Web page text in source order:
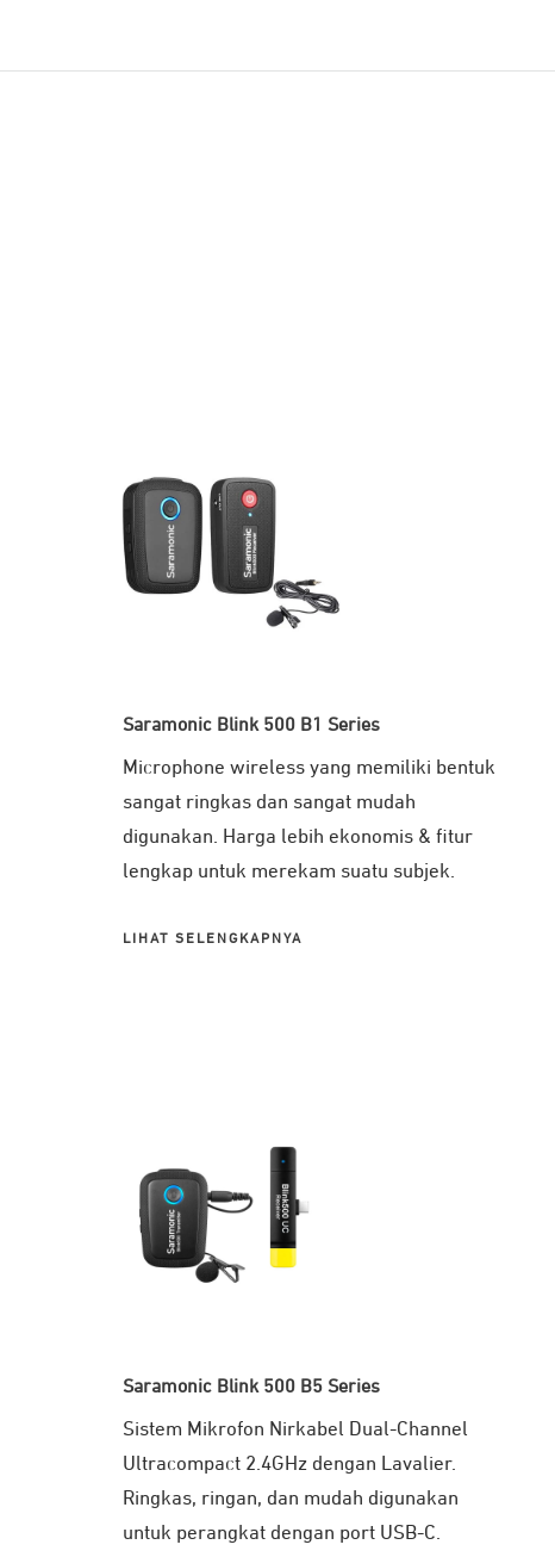
Saramonic Blink 500 B1 Series
Microphone wireless yang memiliki bentuk
sangat ringkas dan sangat mudah
digunakan. Harga lebih ekonomis & fitur
lengkap untuk merekam suatu subjek.
LIHAT SELENGKAPNYA
Saramonic Blink 500 B5 Series
Sistem Mikrofon Nirkabel Dual-Channel
Ultracompact 2.4GHz dengan Lavalier.
Ringkas, ringan, dan mudah digunakan
untuk perangkat dengan port USB-C.